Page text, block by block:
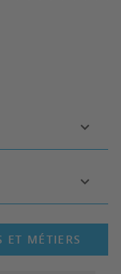
ET MÉTIERS